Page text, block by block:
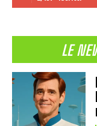
LE